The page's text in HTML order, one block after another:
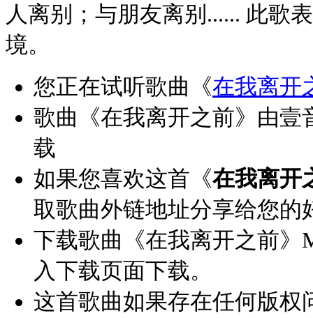
人离别；与朋友离别...... 此歌
境。
您正在试听歌曲《在我离开
歌曲《在我离开之前》由壹
载
如果您喜欢这首《在我离开
取歌曲外链地址分享给您的
下载歌曲《在我离开之前》
入下载页面下载。
这首歌曲如果存在任何版权